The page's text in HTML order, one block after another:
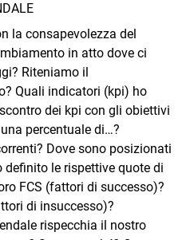
la consapevolezza del
in atto dove ci
Riteniamo il
Quali indicatori (kpi) ho
dei kpi con gli obiettivi
percentuale di…?
Dove sono posizionati
definito le rispettive quote di
FCS (fattori di successo)?
di insuccesso)?
rispecchia il nostro